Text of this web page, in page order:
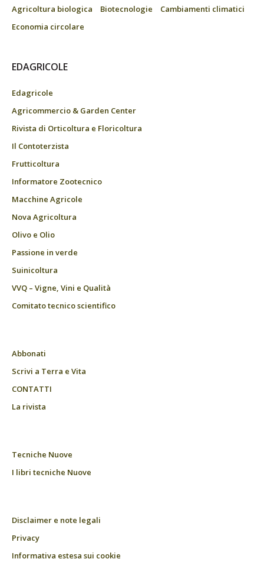
Agricoltura biologica
Biotecnologie
Cambiamenti climatici
Economia circolare
EDAGRICOLE
Edagricole
Agricommercio & Garden Center
Rivista di Orticoltura e Floricoltura
Il Contoterzista
Frutticoltura
Informatore Zootecnico
Macchine Agricole
Nova Agricoltura
Olivo e Olio
Passione in verde
Suinicoltura
VVQ – Vigne, Vini e Qualità
Comitato tecnico scientifico
Abbonati
Scrivi a Terra e Vita
CONTATTI
La rivista
Tecniche Nuove
I libri tecniche Nuove
Disclaimer e note legali
Privacy
Informativa estesa sui cookie